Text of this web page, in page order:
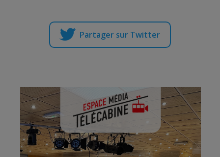
Partager sur Twitter